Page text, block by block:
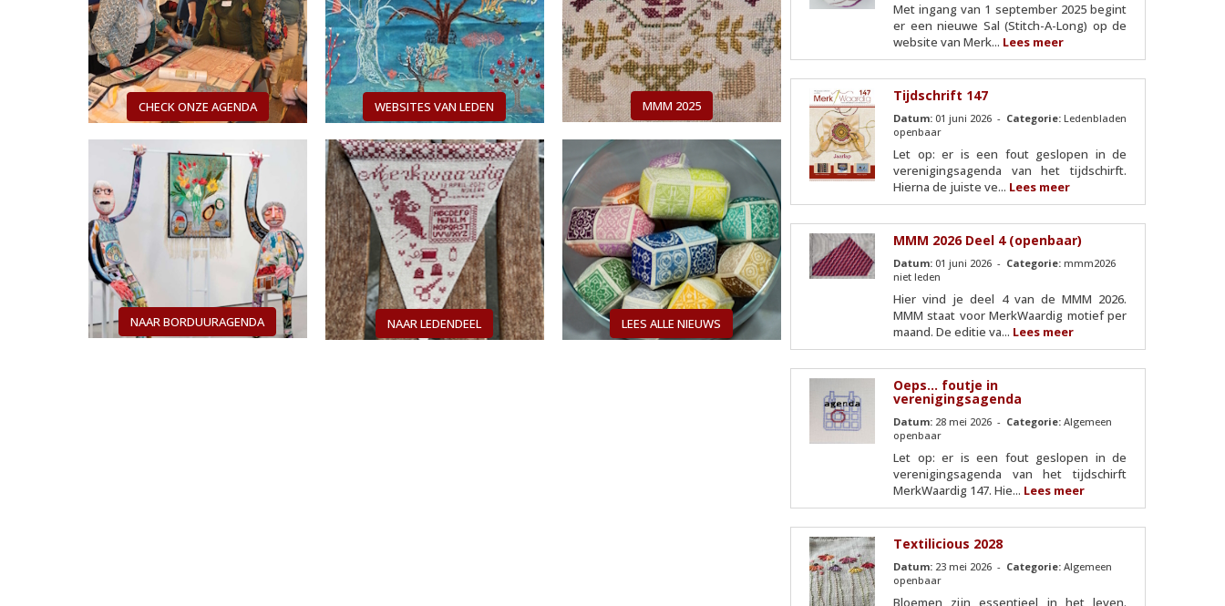
CHECK ONZE AGENDA WEBSITES VAN LEDEN MMM 2025
NAAR BORDUURAGENDA NAAR LEDENDEEL LEES ALLE NIEUWS
Met ingang van 1 september 2025 begint
er een nieuwe Sal (Stitch-A-Long) op de
website van Merk... Lees meer
Tijdschrift 147
Datum: 01 juni 2026 - Categorie: Ledenbladen
openbaar
Let op: er is een fout geslopen in de
verenigingsagenda van het tijdschirft.
Hierna de juiste ve... Lees meer
MMM 2026 Deel 4 (openbaar)
Datum: 01 juni 2026 - Categorie: mmm2026
niet leden
Hier vind je deel 4 van de MMM 2026.
MMM staat voor MerkWaardig motief per
maand. De editie va... Lees meer
Oeps... foutje in
verenigingsagenda
Datum: 28 mei 2026 - Categorie: Algemeen
openbaar
Let op: er is een fout geslopen in de
verenigingsagenda van het tijdschirft
MerkWaardig 147. Hie... Lees meer
Textilicious 2028
Datum: 23 mei 2026 - Categorie: Algemeen
openbaar
Bloemen zijn essentieel in het leven.